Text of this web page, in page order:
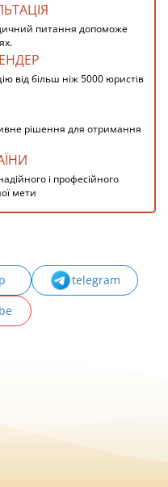
питання допоможе
від більш ніж 5000 юристів
рішення для отримання
і професійного
мети
telegram